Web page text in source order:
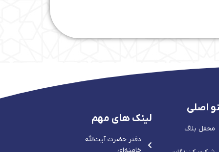
اصلی
محفل بلاگ
لینک های مهم
دفتر حضرت آيت‌الله‌
خامنه‌ای